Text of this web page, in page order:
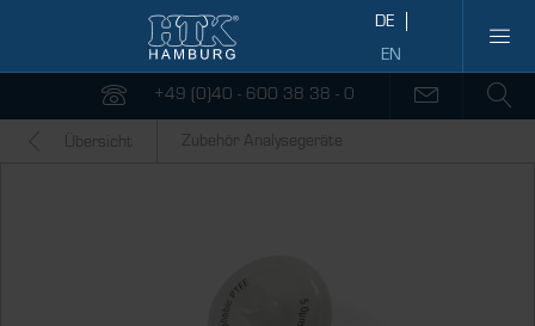
+49 (0)40 - 600 38 38 - 0
Übersicht Zubehör Analysegeräte